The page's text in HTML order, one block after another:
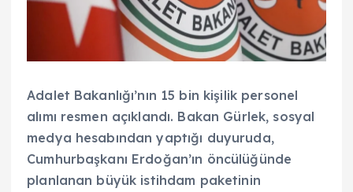
Adalet Bakanlığı’nın 15 bin kişilik personel
alımı resmen açıklandı. Bakan Gürlek, sosyal
medya hesabından yaptığı duyuruda,
Cumhurbaşkanı Erdoğan’ın öncülüğünde
planlanan büyük istihdam paketinin